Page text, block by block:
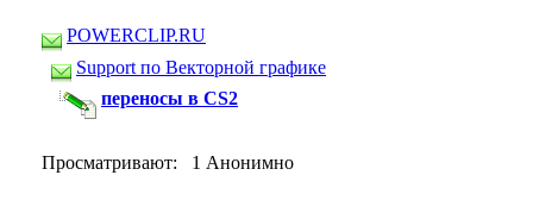
POWERCLIP.RU
Support по Векторной графике
переносы в CS2
Просматривают: 1 Анонимно